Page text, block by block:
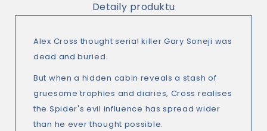
Detaily produktu
Alex Cross thought serial killer Gary Soneji was
dead and buried.
But when a hidden cabin reveals a stash of
gruesome trophies and diaries, Cross realises
the Spider's evil influence has spread wider
than he ever thought possible.